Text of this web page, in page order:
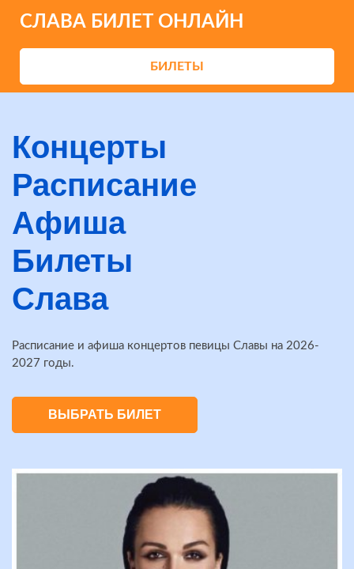
СЛАВА БИЛЕТ ОНЛАЙН
БИЛЕТЫ
Концерты
Расписание
Афиша
Билеты
Слава
Расписание и афиша концертов певицы Славы на 2026-
2027 годы.
ВЫБРАТЬ БИЛЕТ